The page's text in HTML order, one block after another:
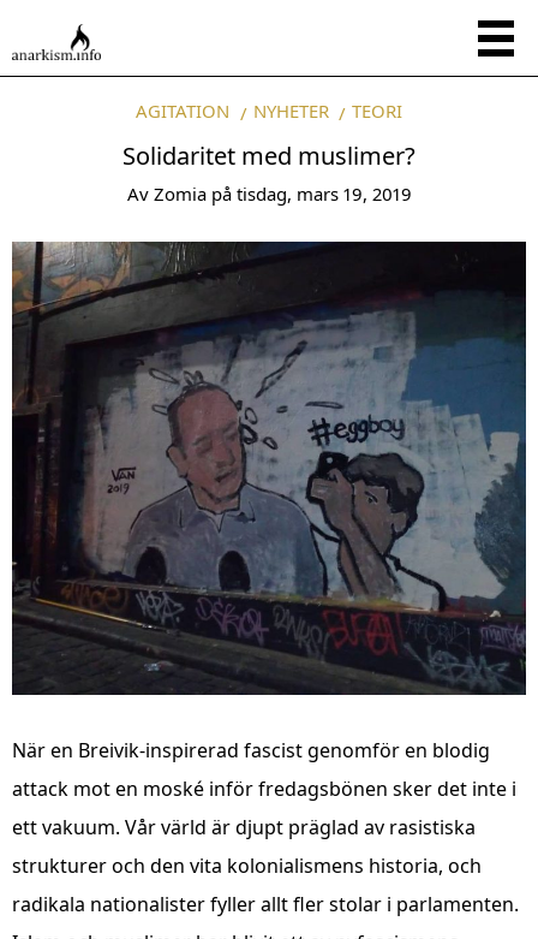
AGITATION NYHETER TEORI
Solidaritet med muslimer?
Av Zomia på tisdag, mars 19, 2019
När en Breivik-inspirerad fascist genomför en blodig
attack mot en moské inför fredagsbönen sker det inte i
ett vakuum. Vår värld är djupt präglad av rasistiska
strukturer och den vita kolonialismens historia, och
radikala nationalister fyller allt fler stolar i parlamenten.